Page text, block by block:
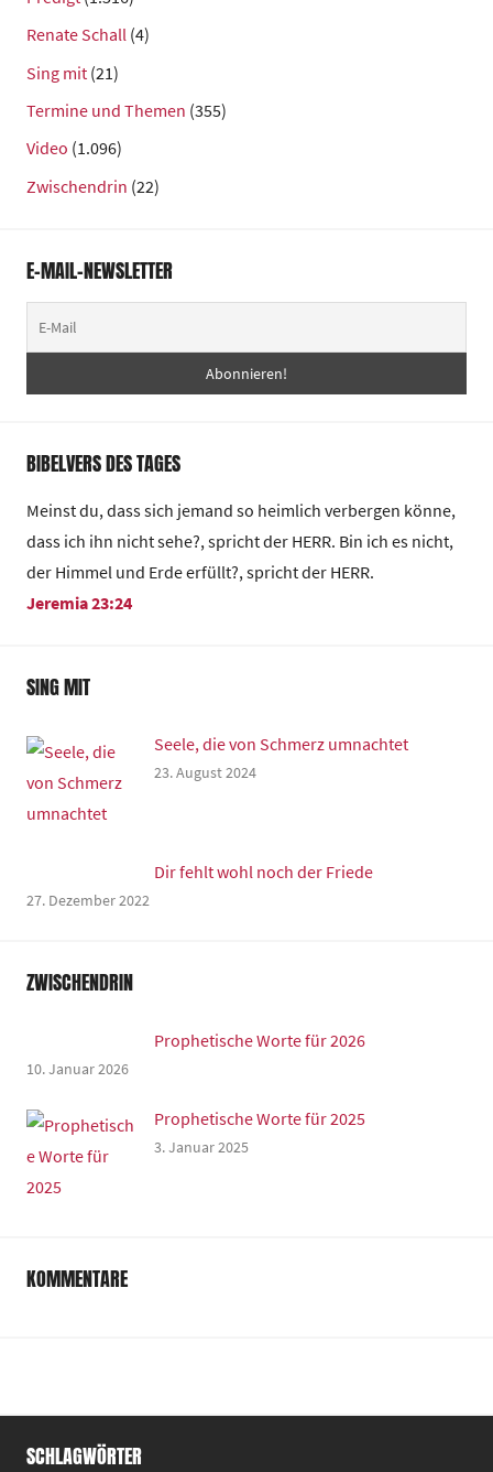
Renate Schall (4)
Sing mit (21)
Termine und Themen (355)
Video (1.096)
Zwischendrin (22)
E-MAIL-NEWSLETTER
BIBELVERS DES TAGES
Meinst du, dass sich jemand so heimlich verbergen könne,
dass ich ihn nicht sehe?, spricht der HERR. Bin ich es nicht,
der Himmel und Erde erfüllt?, spricht der HERR.
Jeremia 23:24
SING MIT
Seele, die von Schmerz umnachtet
23. August 2024
Dir fehlt wohl noch der Friede
27. Dezember 2022
ZWISCHENDRIN
Prophetische Worte für 2026
10. Januar 2026
Prophetische Worte für 2025
3. Januar 2025
KOMMENTARE
SCHLAGWÖRTER